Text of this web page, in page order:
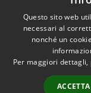
Accessibilità
Privacy
Questo sito web
necessari al
nonché un
Per maggiori dettagli,